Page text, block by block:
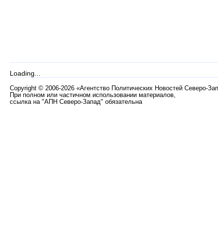
Loading...
Copyright © 2006-2026 «Агентство Политических Новостей Северо-
При полном или частичном использовании материалов,
ссылка на "АПН Северо-Запад" обязательна